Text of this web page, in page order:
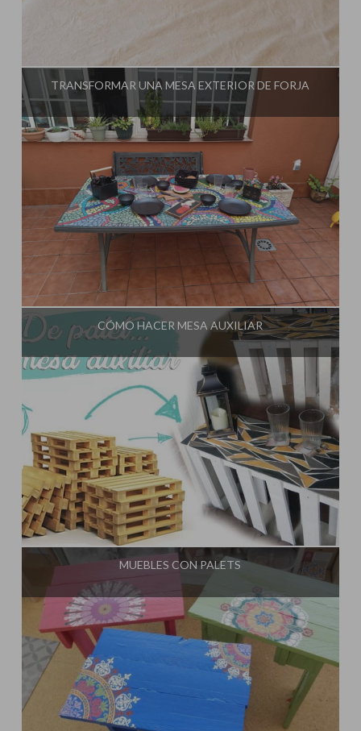
Influencer:
TRANSFORMAR UNA MESA EXTERIOR DE FORJA
Influencer: El Taller de Ire
CÓMO HACER MESA AUXILIAR
Influencer:El Taller de Ire
MUEBLES CON PALETS